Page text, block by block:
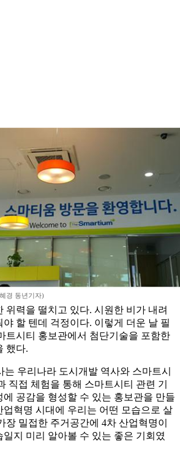
경 동년기자)
위력을 떨치고 있다. 시원한 비가 내려
할 텐데 걱정이다. 이렇게 더운 날 필
트시티 홍보관에서 첨단기술을 포함한
했다.
우리나라 도시개발 역사와 스마트시
직접 체험을 통해 스마트시티 관련 기
공감을 형성할 수 있는 홍보관을 만들
업혁명 시대에 우리는 어떤 모습으로 살
장 밀접한 주거공간에 4차 산업혁명이
지 미리 알아볼 수 있는 좋은 기회였